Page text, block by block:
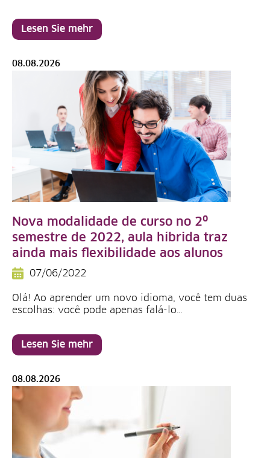
Lesen Sie mehr
08.08.2026
Nova modalidade de curso no 2º
semestre de 2022, aula híbrida traz
ainda mais flexibilidade aos alunos
07/06/2022
Olá! Ao aprender um novo idioma, você tem duas
escolhas: você pode apenas falá-lo…
Lesen Sie mehr
08.08.2026